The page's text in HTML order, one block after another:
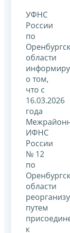
УФНС
России
по
области
о том,
что с
16.03.2026
года
ИФНС
России
№ 12
по
области
путем
к